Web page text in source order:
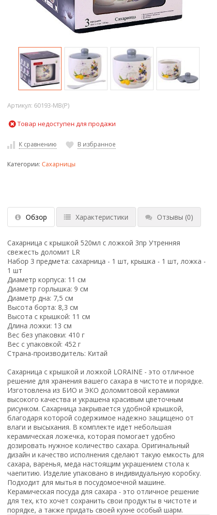
Артикул: 60193-MB(P)
Товар недоступен для продажи
К сравнению В избранное
Категории: Сахарницы
Обзор Характеристики Отзывы (0)
Сахарница с крышкой 520мл с ложкой 3пр Утренняя
свежесть доломит LR
Набор 3 предмета: сахарница - 1 шт, крышка - 1 шт, ложка -
1 шт
Диаметр корпуса: 11 см
Диаметр горлышка: 9 см
Диаметр дна: 7,5 см
Высота борта: 8,3 см
Высота с крышкой: 11 см
Длина ложки: 13 см
Вес без упаковки: 410 г
Вес с упаковкой: 452 г
Страна-производитель: Китай
Сахарница с крышкой и ложкой LORAINE - это отличное
решение для хранения вашего сахара в чистоте и порядке.
Изготовлена из БИО и ЭКО доломитовой керамики
высокого качества и украшена красивым цветочным
рисунком. Сахарница закрывается удобной крышкой,
благодаря которой содержимое надежно защищено от
влаги и высыхания. В комплекте идет небольшая
керамическая ложечка, которая помогает удобно
дозировать нужное количество сахара. Оригинальный
дизайн и качество исполнения сделают такую емкость для
сахара, варенья, меда настоящим украшением стола к
чаепитию. Изделие упаковано в индивидуальную коробку.
Подходит для мытья в посудомоечной машине.
Керамическая посуда для сахара - это отличное решение
для тех, кто хочет сохранить свои продукты в чистоте и
порядке, а также придать своей кухне особый шарм.